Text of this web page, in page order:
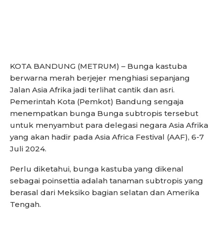
KOTA BANDUNG (METRUM) – Bunga kastuba
berwarna merah berjejer menghiasi sepanjang
Jalan Asia Afrika jadi terlihat cantik dan asri.
Pemerintah Kota (Pemkot) Bandung sengaja
menempatkan bunga Bunga subtropis tersebut
untuk menyambut para delegasi negara Asia Afrika
yang akan hadir pada Asia Africa Festival (AAF), 6-7
Juli 2024.
Perlu diketahui, bunga kastuba yang dikenal
sebagai poinsettia adalah tanaman subtropis yang
berasal dari Meksiko bagian selatan dan Amerika
Tengah.